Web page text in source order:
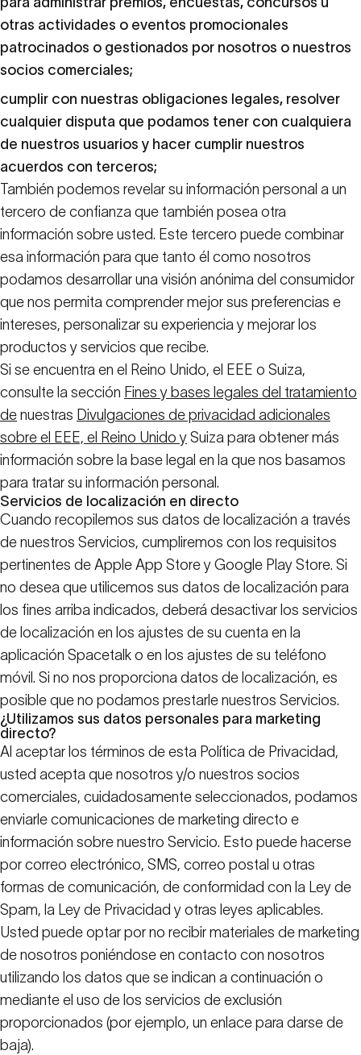
otras actividades o eventos promocionales
patrocinados o gestionados por nosotros o nuestros
socios comerciales;
cumplir con nuestras obligaciones legales, resolver
cualquier disputa que podamos tener con cualquiera
de nuestros usuarios y hacer cumplir nuestros
acuerdos con terceros;
También podemos revelar su información personal a un
tercero de confianza que también posea otra
información sobre usted. Este tercero puede combinar
esa información para que tanto él como nosotros
podamos desarrollar una visión anónima del consumidor
que nos permita comprender mejor sus preferencias e
intereses, personalizar su experiencia y mejorar los
productos y servicios que recibe.
Si se encuentra en el Reino Unido, el EEE o Suiza,
consulte la sección Fines y bases legales del tratamiento
de nuestras Divulgaciones de privacidad adicionales
sobre el EEE, el Reino Unido y Suiza para obtener más
información sobre la base legal en la que nos basamos
para tratar su información personal.
Servicios de localización en directo
Cuando recopilemos sus datos de localización a través
de nuestros Servicios, cumpliremos con los requisitos
pertinentes de Apple App Store y Google Play Store. Si
no desea que utilicemos sus datos de localización para
los fines arriba indicados, deberá desactivar los servicios
de localización en los ajustes de su cuenta en la
aplicación Spacetalk o en los ajustes de su teléfono
móvil. Si no nos proporciona datos de localización, es
posible que no podamos prestarle nuestros Servicios.
¿Utilizamos sus datos personales para marketing
directo?
Al aceptar los términos de esta Política de Privacidad,
usted acepta que nosotros y/o nuestros socios
comerciales, cuidadosamente seleccionados, podamos
enviarle comunicaciones de marketing directo e
información sobre nuestro Servicio. Esto puede hacerse
por correo electrónico, SMS, correo postal u otras
formas de comunicación, de conformidad con la Ley de
Spam, la Ley de Privacidad y otras leyes aplicables.
Usted puede optar por no recibir materiales de marketing
de nosotros poniéndose en contacto con nosotros
utilizando los datos que se indican a continuación o
mediante el uso de los servicios de exclusión
proporcionados (por ejemplo, un enlace para darse de
baja).